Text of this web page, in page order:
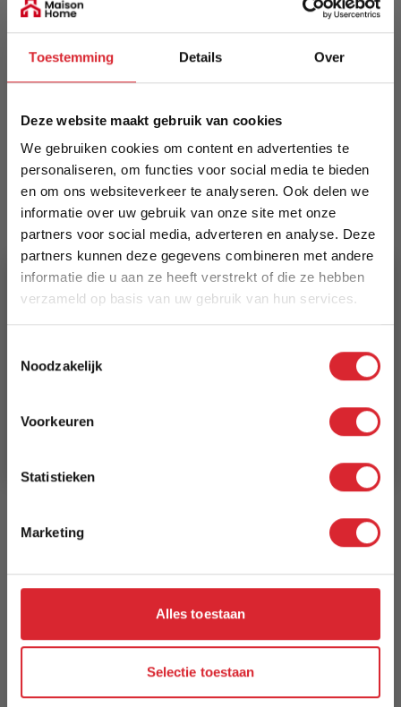
Toestemming Details Over
Deze website maakt gebruik van cookies
We gebruiken cookies om content en advertenties te
personaliseren, om functies voor social media te bieden
en om ons websiteverkeer te analyseren. Ook delen we
informatie over uw gebruik van onze site met onze
partners voor social media, adverteren en analyse. Deze
partners kunnen deze gegevens combineren met andere
informatie die u aan ze heeft verstrekt of die ze hebben
verzameld op basis van uw gebruik van hun services.
Noodzakelijk
Voorkeuren
Statistieken
Marketing
Alles toestaan
Selectie toestaan
en praktisch met twee open vakken. Gemaakt
staand gebruik. Nederlands vervaardigd door
The Furnery. Bevestigingsmateriaal niet
draagvermogen ≥100 kg.
Schrijf uw eigen review
U plaatst een review over:TV-meubel Boris 125x30x35 Rustiek
eiken
Meer informatie
Merk
Dimehouse
EAN
Prijs
3 tot 5 werkdagen